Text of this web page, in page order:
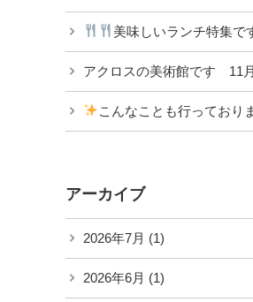
美味しいランチ特集で
アクロスの美術館です 11
こんなことも行っており
アーカイブ
2026年7月 (1)
2026年6月 (1)